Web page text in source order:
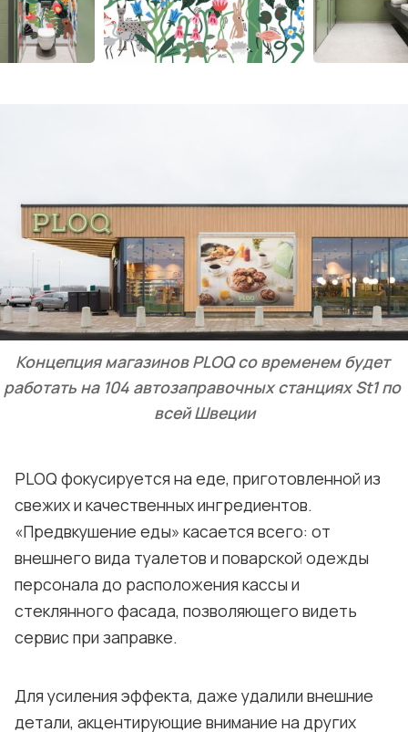
Концепция магазинов PLOQ со временем будет
работать на 104 автозаправочных станциях St1 по
всей Швеции
PLOQ фокусируется на еде, приготовленной из
свежих и качественных ингредиентов.
«Предвкушение еды» касается всего: от
внешнего вида туалетов и поварской одежды
персонала до расположения кассы и
стеклянного фасада, позволяющего видеть
сервис при заправке.
Для усиления эффекта, даже удалили внешние
детали, акцентирующие внимание на других